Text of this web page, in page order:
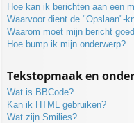
Hoe kan ik berichten aan een
Waarvoor dient de "Opslaan"-
Waarom moet mijn bericht
Hoe bump ik mijn onderwerp?
Tekstopmaak en
Wat is BBCode?
Kan ik HTML gebruiken?
Wat zijn Smilies?